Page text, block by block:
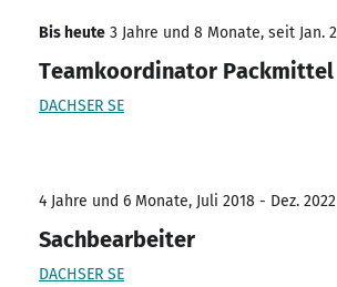
Bis heute 3 Jahre und 8 Monate, seit Jan.
Teamkoordinator Packmittel
DACHSER SE
4 Jahre und 6 Monate, Juli 2018 - Dez. 2022
Sachbearbeiter
DACHSER SE